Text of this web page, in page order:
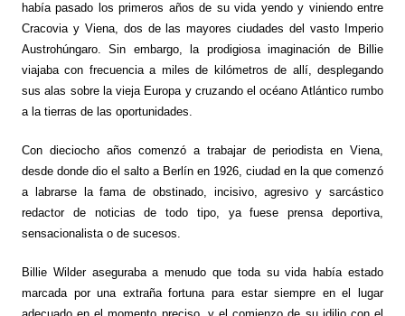
había pasado los primeros años de su vida yendo y viniendo entre
Cracovia y Viena, dos de las mayores ciudades del vasto Imperio
Austrohúngaro. Sin embargo, la prodigiosa imaginación de Billie
viajaba con frecuencia a miles de kilómetros de allí, desplegando
sus alas sobre la vieja Europa y cruzando el océano Atlántico rumbo
a la tierras de las oportunidades.
Con dieciocho años comenzó a trabajar de periodista en Viena,
desde donde dio el salto a Berlín en 1926, ciudad en la que comenzó
a labrarse la fama de obstinado, incisivo, agresivo y sarcástico
redactor de noticias de todo tipo, ya fuese prensa deportiva,
sensacionalista o de sucesos.
Billie Wilder aseguraba a menudo que toda su vida había estado
marcada por una extraña fortuna para estar siempre en el lugar